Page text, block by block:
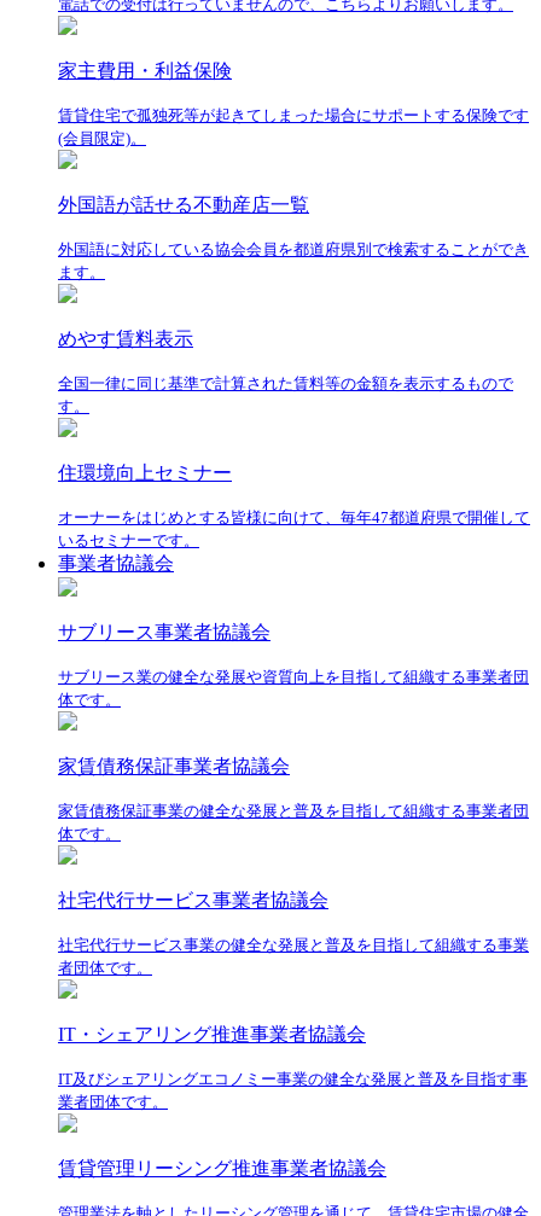
電話での受付は行っていませんので、こちらよりお願いします。
家主費用・利益保険
賃貸住宅で孤独死等が起きてしまった場合にサポートする保険です
(会員限定)。
外国語が話せる不動産店一覧
外国語に対応している協会会員を都道府県別で検索することができ
ます。
めやす賃料表示
全国一律に同じ基準で計算された賃料等の金額を表示するもので
す。
住環境向上セミナー
オーナーをはじめとする皆様に向けて、毎年47都道府県で開催して
いるセミナーです。
事業者協議会
サブリース事業者協議会
サブリース業の健全な発展や資質向上を目指して組織する事業者団
体です。
家賃債務保証事業者協議会
家賃債務保証事業の健全な発展と普及を目指して組織する事業者団
体です。
社宅代行サービス事業者協議会
社宅代行サービス事業の健全な発展と普及を目指して組織する事業
者団体です。
IT・シェアリング推進事業者協議会
IT及びシェアリングエコノミー事業の健全な発展と普及を目指す事
業者団体です。
賃貸管理リーシング推進事業者協議会